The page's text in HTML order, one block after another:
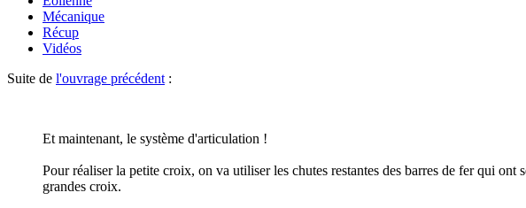
Mécanique
Récup
Vidéos
Suite de l'ouvrage précédent :
Et maintenant, le système d'articulation !
Pour réaliser la petite croix, on va utiliser les chutes restantes des barres de fer qui ont
grandes croix.